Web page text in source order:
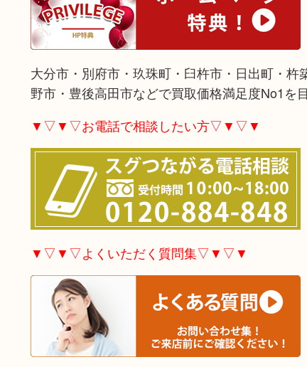
大分市・別府市・玖珠町・臼杵市・日出町・
野市・豊後高田市などで買取価格満足度No1を
▼▽▼▽お電話で相談したい方▽▼▽▼
▼▽▼▽よくいただく質問集▽▼▽▼